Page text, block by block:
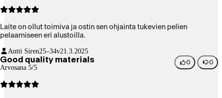
Laite on ollut toimiva ja ostin sen ohjainta tukevien pelien
pelaamiseen eri alustoilla.
Antti Siren25–34v21.3.2025
Good quality materials
Arvosana 5/5
0 0